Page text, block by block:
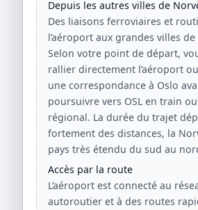
Depuis les autres villes de
Des liaisons ferroviaires et
l’aéroport aux grandes villes
Selon votre point de départ,
rallier directement l’aéroport
une correspondance à Oslo
poursuivre vers OSL en train
régional. La durée du trajet
fortement des distances, la
pays très étendu du sud au
Accès par la route
L’aéroport est connecté au
autoroutier et à des routes